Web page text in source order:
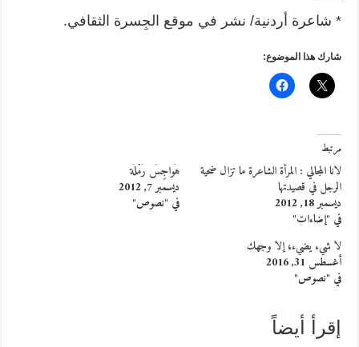
* شاعرة أردنية/ نشر في موقع الجِسرة الثقافي.
شارك هذا الموضوع:
مرتبط
لانا المجالي : المرأة الشاعرة ما تزال ضحية
الرجل في قصيدتها
ديسمبر 18, 2012
في "إضاءات"
هَواجِسُ رَمْلَة
ديسمبر 7, 2012
في "نصوص"
لا شيء يضيء، إلا وجهك
أغسطس 31, 2016
في "نصوص"
إقرأ أيضاً